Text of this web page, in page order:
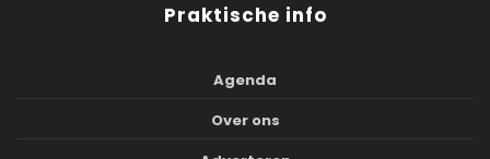
Praktische info
Agenda
Over ons